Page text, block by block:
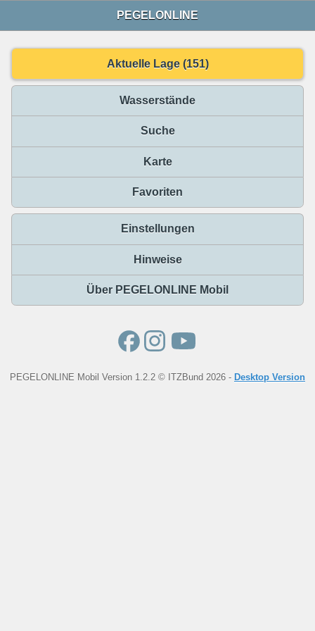
PEGELONLINE
Aktuelle Lage (151)
Wasserstände
Suche
Karte
Favoriten
Einstellungen
Hinweise
Über PEGELONLINE Mobil
PEGELONLINE Mobil Version 1.2.2 © ITZBund 2026 - Desktop Version